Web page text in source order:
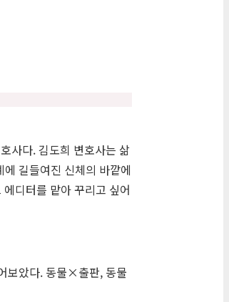
사다. 김도희 변호사는 삶
길들여진 신체의 바깥에
디터를 맡아 꾸리고 싶어
보았다. 동물×출판, 동물